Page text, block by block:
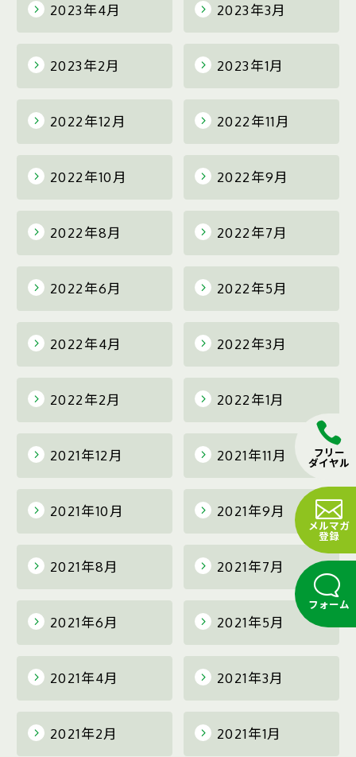
フリー
ダイヤル
メルマガ
登録
フォーム
2023年4月 2023年3月
2023年2月 2023年1月
2022年12月 2022年11月
2022年10月 2022年9月
2022年8月 2022年7月
2022年6月 2022年5月
2022年4月 2022年3月
2022年2月 2022年1月
2021年12月 2021年11月
2021年10月 2021年9月
2021年8月 2021年7月
2021年6月 2021年5月
2021年4月 2021年3月
2021年2月 2021年1月